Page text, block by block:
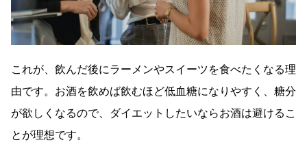
これが、飲んだ後にラーメンやスイーツを食べたくなる理
由です。お酒を飲めば飲むほど低血糖になりやすく、糖分
が欲しくなるので、ダイエットしたいならお酒は避けるこ
とが理想です。